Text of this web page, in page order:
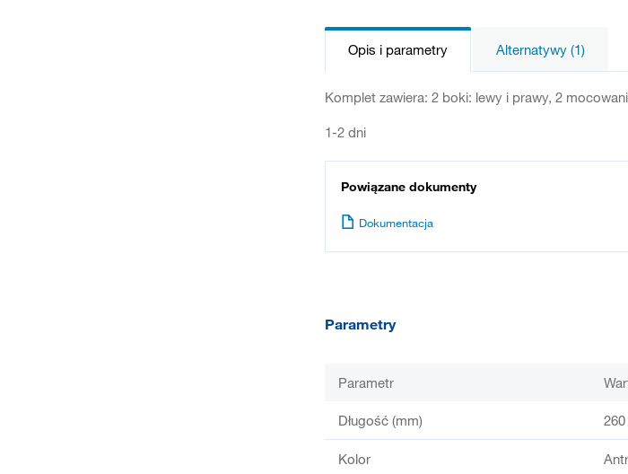
Opis i parametry Alternatywy (1)
Komplet zawiera: 2 boki: lewy i prawy, 2
1-2 dni
Powiązane dokumenty
Dokumentacja
Parametry
Parametr
Długość (mm) 260
Kolor